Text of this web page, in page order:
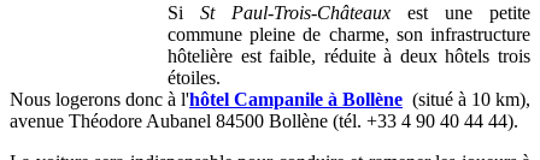
Si St Paul-Trois-Châteaux est une petite
commune pleine de charme, son infrastructure
hôtelière est faible, réduite à deux hôtels trois
étoiles.
Nous logerons donc à l'hôtel Campanile à Bollène (situé à 10 km),
avenue Théodore Aubanel 84500 Bollène (tél. +33 4 90 40 44 44).